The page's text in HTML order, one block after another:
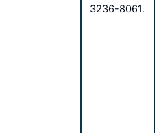
3236-8061.